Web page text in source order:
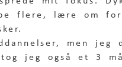
flere, lære om
men
jeg også et 3